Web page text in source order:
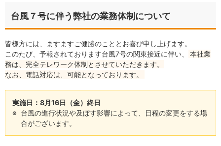
台風７号に伴う弊社の業務体制について
皆様方には、ますますご健勝のこととお喜び申し上げます。
このたび、予報されております台風7号の関東接近に伴い、
本社業
務は、完全テレワーク体制とさせていただきます。
なお、電話対応は、可能となっております。
実施日：8月16日（金）終日
台風の進行状況や及ぼす影響によって、日程の変更をする場
合がございます。